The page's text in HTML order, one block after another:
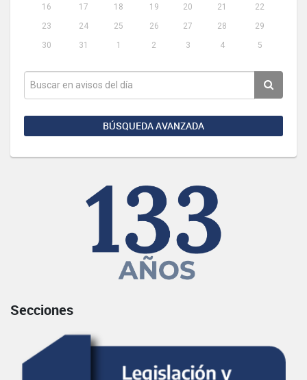
16
17 18 19 20 21
22
23
24 25 26 27 28
29
30
31 1 2 3 4 5
BÚSQUEDA AVANZADA
Secciones